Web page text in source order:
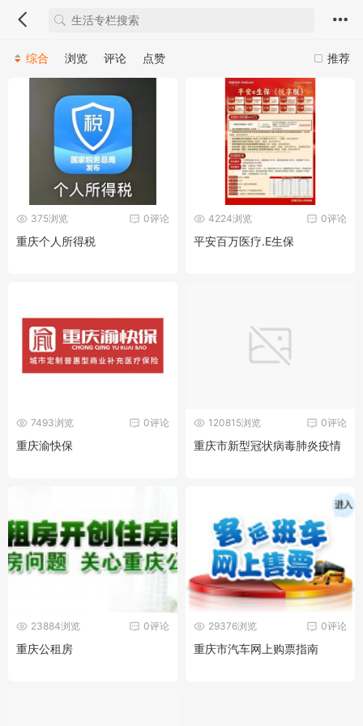
推荐
综合 浏览 评论 点赞
0评论
375浏览
重庆个人所得税
0评论
4224浏览
平安百万医疗.E生保
0评论
7493浏览
重庆渝快保
0评论
120815浏览
重庆市新型冠状病毒肺炎疫情
0评论
23884浏览
重庆公租房
0评论
29376浏览
重庆市汽车网上购票指南